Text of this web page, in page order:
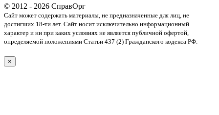
© 2012 - 2026 СправОрг
Сайт может содержать материалы, не предназначенные для лиц, не
достигших 18-ти лет. Cайт носит исключительно информационный
характер и ни при каких условиях не является публичной офертой,
определяемой положениями Статьи 437 (2) Гражданского кодекса РФ.
×